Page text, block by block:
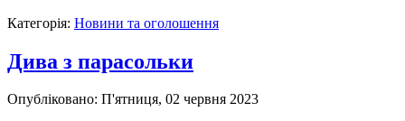
Категорія: Новини та оголошення
Дива з парасольки
Опубліковано: П'ятниця, 02 червня 2023